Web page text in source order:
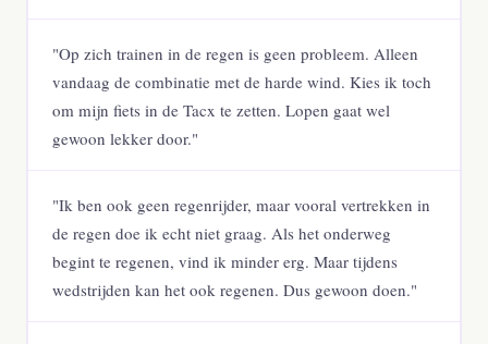
"Op zich trainen in de regen is geen probleem. Alleen
vandaag de combinatie met de harde wind. Kies ik toch
om mijn fiets in de Tacx te zetten. Lopen gaat wel
gewoon lekker door."
"Ik ben ook geen regenrijder, maar vooral vertrekken in
de regen doe ik echt niet graag. Als het onderweg
begint te regenen, vind ik minder erg. Maar tijdens
wedstrijden kan het ook regenen. Dus gewoon doen."